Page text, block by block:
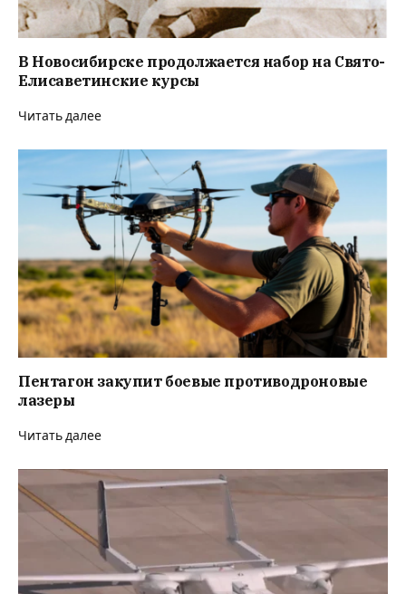
В Новосибирске продолжается набор на Свято-
Елисаветинские курсы
Читать далее
Пентагон закупит боевые противодроновые
лазеры
Читать далее